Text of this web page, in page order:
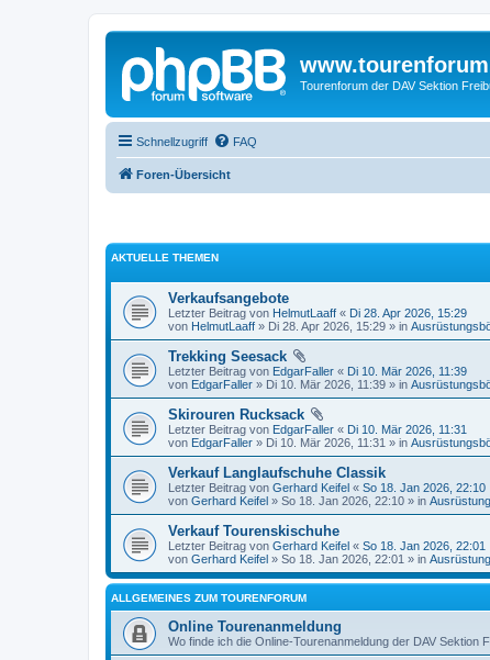
Tourenforum der DAV Sektion
Schnellzugriff FAQ
Foren-Übersicht
AKTUELLE THEMEN
Verkaufsangebote
Letzter Beitrag von HelmutLaaff « Di 28. Apr 2026, 15:29
von HelmutLaaff » Di 28. Apr 2026, 15:29 » in
Trekking Seesack
Letzter Beitrag von EdgarFaller « Di 10. Mär 2026, 11:39
von EdgarFaller » Di 10. Mär 2026, 11:39 » in
Skirouren Rucksack
Letzter Beitrag von EdgarFaller « Di 10. Mär 2026, 11:31
von EdgarFaller » Di 10. Mär 2026, 11:31 » in
Verkauf Langlaufschuhe Classik
Letzter Beitrag von Gerhard Keifel « So 18. Jan 2026, 22:10
von Gerhard Keifel » So 18. Jan 2026, 22:10 » in
Verkauf Tourenskischuhe
Letzter Beitrag von Gerhard Keifel « So 18. Jan 2026, 22:01
von Gerhard Keifel » So 18. Jan 2026, 22:01 » in
ALLGEMEINES ZUM TOURENFORUM
Online Tourenanmeldung
Wo finde ich die Online-Tourenanmeldung der DAV Sektion